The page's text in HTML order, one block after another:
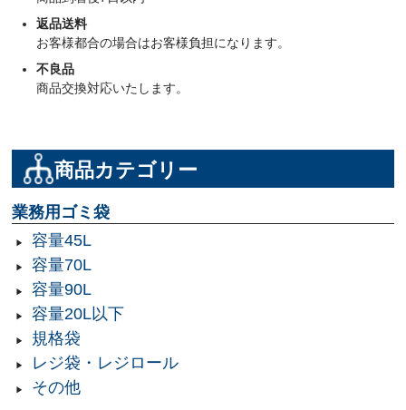
返品送料
お客様都合の場合はお客様負担になります。
不良品
商品交換対応いたします。
商品カテゴリー
業務用ゴミ袋
容量45L
容量70L
容量90L
容量20L以下
規格袋
レジ袋・レジロール
その他